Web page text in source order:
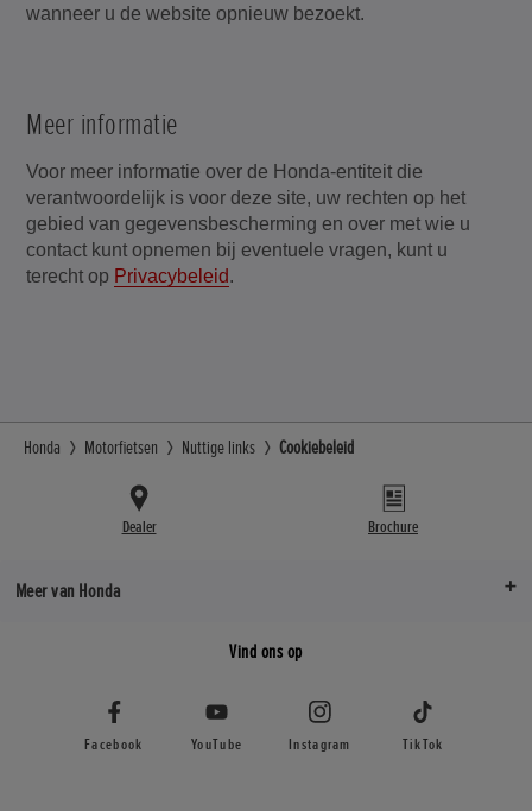
wanneer u de website opnieuw bezoekt.
Meer informatie
Voor meer informatie over de Honda-entiteit die
verantwoordelijk is voor deze site, uw rechten op het
gebied van gegevensbescherming en over met wie u
contact kunt opnemen bij eventuele vragen, kunt u
terecht op Privacybeleid.
Honda Motorfietsen Nuttige links Cookiebeleid
Dealer Brochure
Meer van Honda
Vind ons op
Facebook YouTube Instagram TikTok